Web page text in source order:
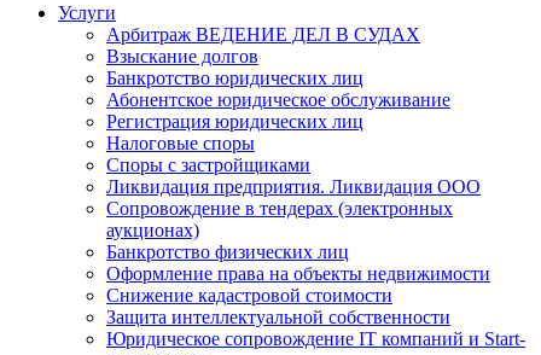
Услуги
Арбитраж ВЕДЕНИЕ ДЕЛ В СУДАХ
Взыскание долгов
Банкротство юридических лиц
Абонентское юридическое обслуживание
Регистрация юридических лиц
Налоговые споры
Споры с застройщиками
Ликвидация предприятия. Ликвидация ООО
Сопровождение в тендерах (электронных
аукционах)
Банкротство физических лиц
Оформление права на объекты недвижимости
Снижение кадастровой стоимости
Защита интеллектуальной собственности
Юридическое сопровождение IT компаний и Start-